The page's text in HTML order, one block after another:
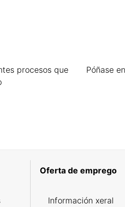
procesos que
Póñase
Oferta de emprego
Información xeral